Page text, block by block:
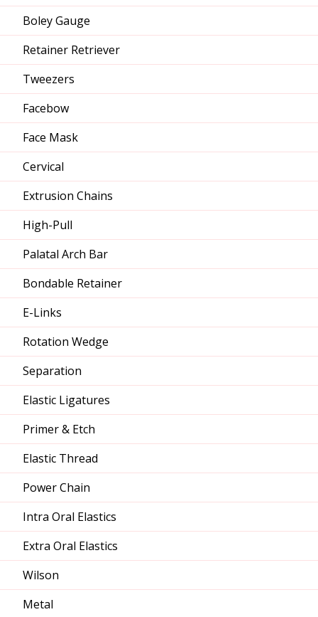
Boley Gauge
Retainer Retriever
Tweezers
Facebow
Face Mask
Cervical
Extrusion Chains
High-Pull
Palatal Arch Bar
Bondable Retainer
E-Links
Rotation Wedge
Separation
Elastic Ligatures
Primer & Etch
Elastic Thread
Power Chain
Intra Oral Elastics
Extra Oral Elastics
Wilson
Metal